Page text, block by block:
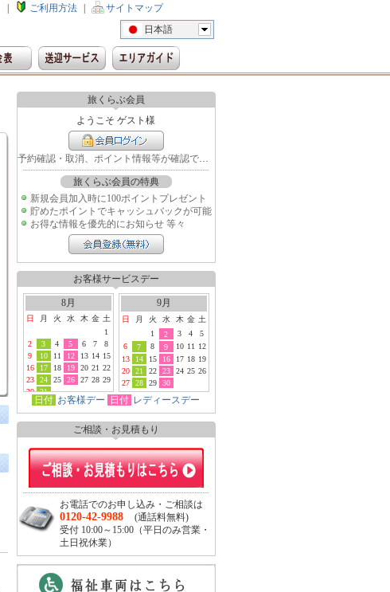
ご利用方法
サイトマップ
日本語
旅くらぶ会員
ようこそ ゲスト様
予約確認・取消、ポイント情報等が確認できます
旅くらぶ会員の特典
新規会員加入時に100ポイントプレゼント
貯めたポイントでキャッシュバックが可能
お得な情報を優先的にお知らせ 等々
お客様サービスデー
8月
日 月 火 水 木 金 土
1
2
3 4 5 6 7
8
9
10 11 12 13 14 15
16
17 18 19 20 21 22
23
24 25 26 27 28 29
30
31
9月
日 月 火 水 木 金 土
1
2 3 4
5
6
7 8 9 10 11
12
13
14 15 16 17 18 19
20
21 22 23 24 25 26
27
28 29 30
日付 お客様デー 日付 レディースデー
ご相談・お見積もり
お電話でのお申し込み・ご相談は
0120-42-9988 (通話料無料)
受付 10:00～15:00（平日のみ営業・
土日祝休業）